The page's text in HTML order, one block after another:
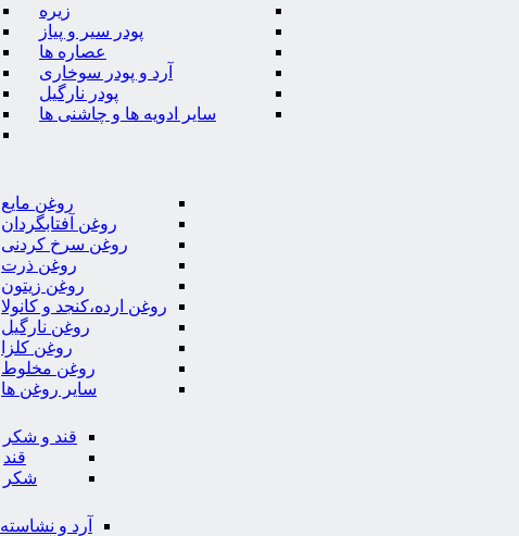
زیره
پودر سیر و پیاز
عصاره ها
آرد و پودر سوخاری
پودر نارگیل
سایر ادویه ها و چاشنی ها
روغن مایع
روغن آفتابگردان
روغن سرخ کردنی
روغن ذرت
روغن زیتون
روغن ارده،کنجد و کانولا
روغن نارگیل
روغن کلزا
روغن مخلوط
سایر روغن ها
قند و شکر
قند
شکر
آرد و نشاسته